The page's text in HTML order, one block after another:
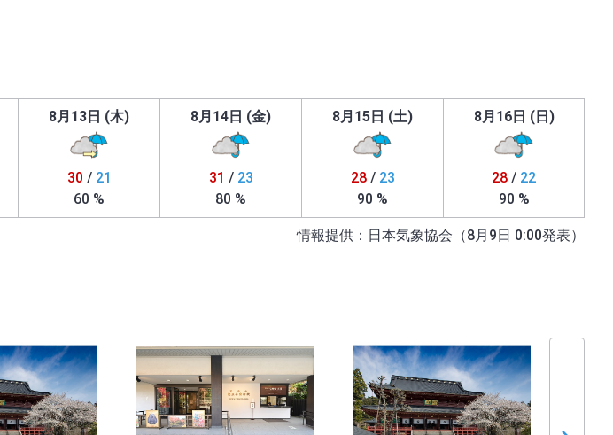
8月13日 (木)
30 / 21
60 %
8月14日 (金)
31 / 23
80 %
8月15日 (土)
28/ 23
90 %
8月16日 (日)
28 / 22
90 %
情報提供：日本気象協会（8月9日 0:00発表）